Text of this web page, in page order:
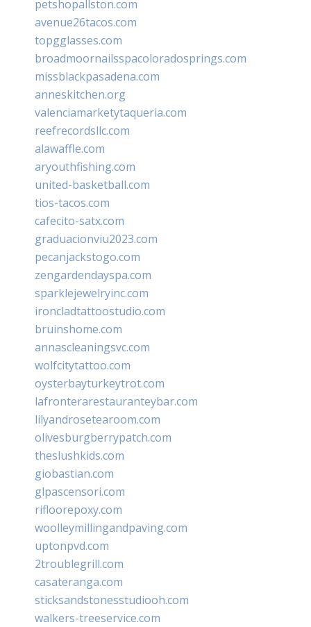
petshopallston.com
avenue26tacos.com
topgglasses.com
broadmoornailsspacoloradosprings.com
missblackpasadena.com
anneskitchen.org
valenciamarketytaqueria.com
reefrecordsllc.com
alawaffle.com
aryouthfishing.com
united-basketball.com
tios-tacos.com
cafecito-satx.com
graduacionviu2023.com
pecanjackstogo.com
zengardendayspa.com
sparklejewelryinc.com
ironcladtattoostudio.com
bruinshome.com
annascleaningsvc.com
wolfcitytattoo.com
oysterbayturkeytrot.com
lafronterarestauranteybar.com
lilyandrosetearoom.com
olivesburgberrypatch.com
theslushkids.com
giobastian.com
glpascensori.com
rifloorepoxy.com
woolleymillingandpaving.com
uptonpvd.com
2troublegrill.com
casateranga.com
sticksandstonesstudiooh.com
walkers-treeservice.com